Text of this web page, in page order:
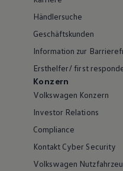
Händlersuche
Geschäftskunden
Information zur
Ersthelfer/ first
Konzern
Volkswagen Konzern
Investor Relations
Compliance
Kontakt Cyber Security
Volkswagen